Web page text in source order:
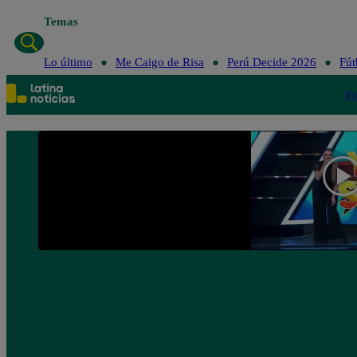
Temas
Lo último Me Caigo de Risa Perú Decide 2026